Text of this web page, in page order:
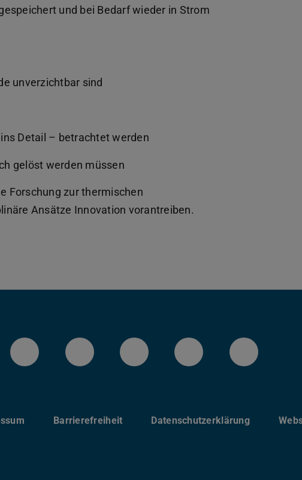
und bei Bedarf wieder in Strom
unverzichtbar sind
Detail – betrachtet werden
gelöst werden müssen
Forschung zur thermischen
Ansätze Innovation vorantreiben.
LinkedIn-Seite der TU Darmstadt
Instagram-Kanal der TU
Bluesky-Kanal der TU
Facebook-
Barrierefreiheit Datenschutzerklärung